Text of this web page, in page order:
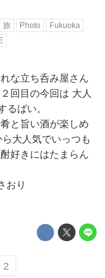
旅 Photo
Fukuoka
な立ち呑み屋さん
回目の今回は 大人
るばい。
と旨い酒が楽しめ
大人気でいっつも
好きにはたまらん
おり
2